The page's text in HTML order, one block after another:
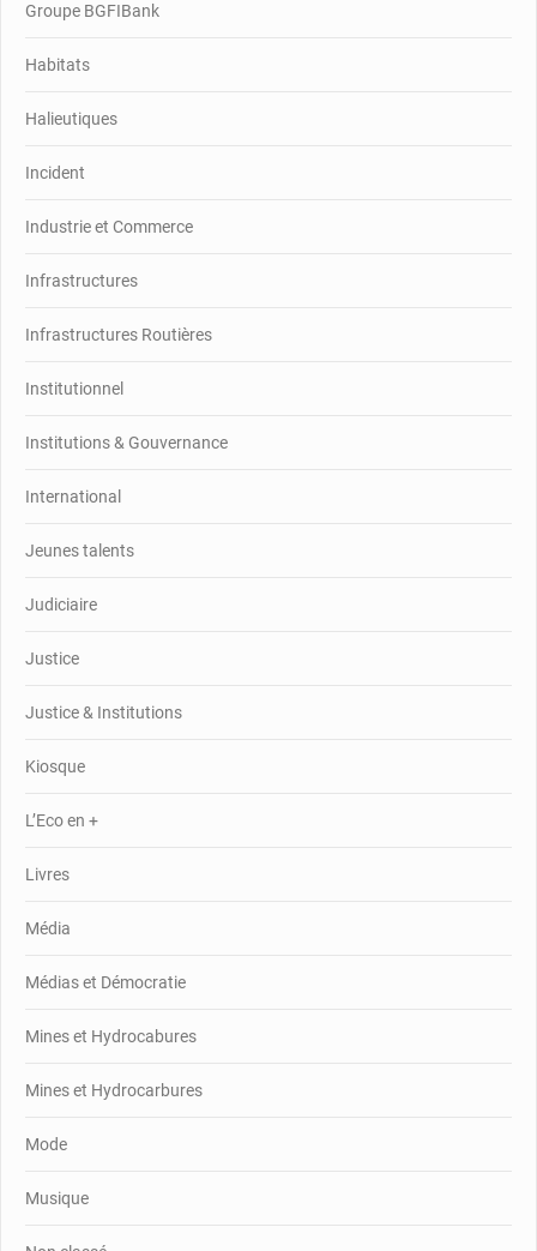
Groupe BGFIBank
Habitats
Halieutiques
Incident
Industrie et Commerce
Infrastructures
Infrastructures Routières
Institutionnel
Institutions & Gouvernance
International
Jeunes talents
Judiciaire
Justice
Justice & Institutions
Kiosque
L’Eco en +
Livres
Média
Médias et Démocratie
Mines et Hydrocabures
Mines et Hydrocarbures
Mode
Musique